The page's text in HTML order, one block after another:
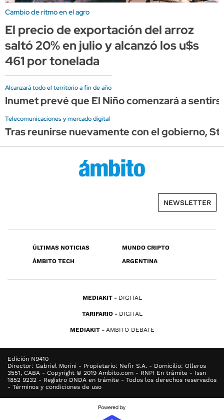
Cambio de ritmo en el agro
El precio de exportación del arroz
saltó 20% en julio y alcanzó los u$s
461 por tonelada
Alcanzará todo el territorio a fin de año
Inumet prevé que El Niño comenzará a
Telecomunicaciones y mercado digital
Tras reunirse nuevamente con el gobierno,
NEWSLETTER
ÚLTIMAS NOTICIAS
MUNDO CRIPTO
ÁMBITO TECH
ARGENTINA
MEDIAKIT DIGITAL
TARIFARIO DIGITAL
MEDIAKIT AMBITO DEBATE
Edición N9410
Director: Gabriel Morini - Propietario: Nefir S.A. - Domicilio: Olleros
3551, CABA - Copyright © 2019 Ambito.com - RNPI En trámite - Issn
1852 9232 - Registro DNDA en trámite - Todos los derechos reservados
- Términos y condiciones de uso